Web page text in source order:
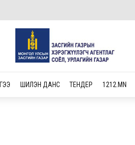
ШИЛЭН ДАНС ТЕНДЕР 1212.MN